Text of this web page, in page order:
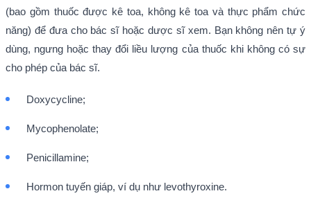
(bao gồm thuốc được kê toa, không kê toa và thực phẩm chức
năng) để đưa cho bác sĩ hoặc dược sĩ xem. Bạn không nên tự ý
dùng, ngưng hoặc thay đổi liều lượng của thuốc khi không có sự
cho phép của bác sĩ.
Doxycycline;
Mycophenolate;
Penicillamine;
Hormon tuyến giáp, ví dụ như levothyroxine.